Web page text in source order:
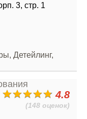
3, стр. 1
Детейлинг,
4.8
(148 оценок)